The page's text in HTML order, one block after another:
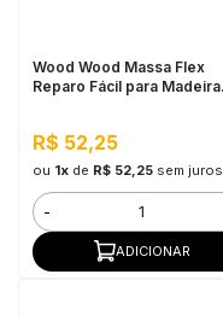
Wood Wood Massa Flex
Reparo Fácil para Madeira
R$ 52,25
ou 1xde R$ 52,25 sem juros
-
ADICIONAR